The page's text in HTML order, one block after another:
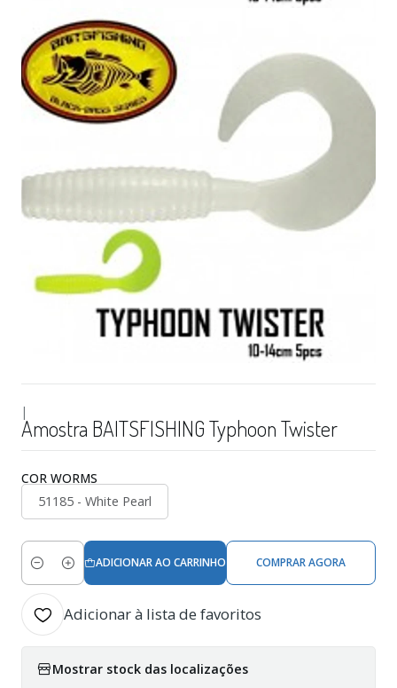
|
Amostra BAITSFISHING Typhoon Twister
COR WORMS
51185 - White Pearl
Quantidade
ADICIONAR AO CARRINHO COMPRAR AGORA
Adicionar à lista de favoritos
Mostrar stock das localizações